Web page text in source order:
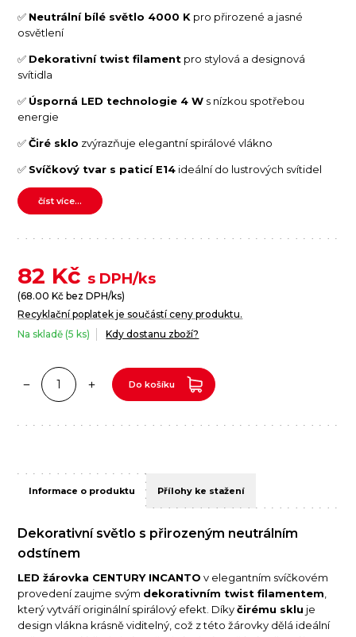
✅ Neutrální bílé světlo 4000 K pro přirozené a jasné
osvětlení
✅ Dekorativní twist filament pro stylová a designová
svítidla
✅ Úsporná LED technologie 4 W s nízkou spotřebou
energie
✅Čiré sklo zvýrazňuje elegantní spirálové vlákno
✅ Svíčkový tvar s paticí E14 ideální do lustrových svítidel
číst více...
82 Kč s DPH/ks
(68.00 Kč bez DPH/ks)
Recyklační poplatek je součástí ceny produktu.
Na skladě (5 ks)
Kdy dostanu zboží?
Do košíku
Informace o produktu Přílohy ke stažení
Dekorativní světlo s přirozeným neutrálním
odstínem
LED žárovka CENTURY INCANTO v elegantním svíčkovém
provedení zaujme svým dekorativním twist filamentem
který vytváří originální spirálový efekt. Díkyčirému sklu je
design vlákna krásně viditelný, což z této žárovky dělá ideální